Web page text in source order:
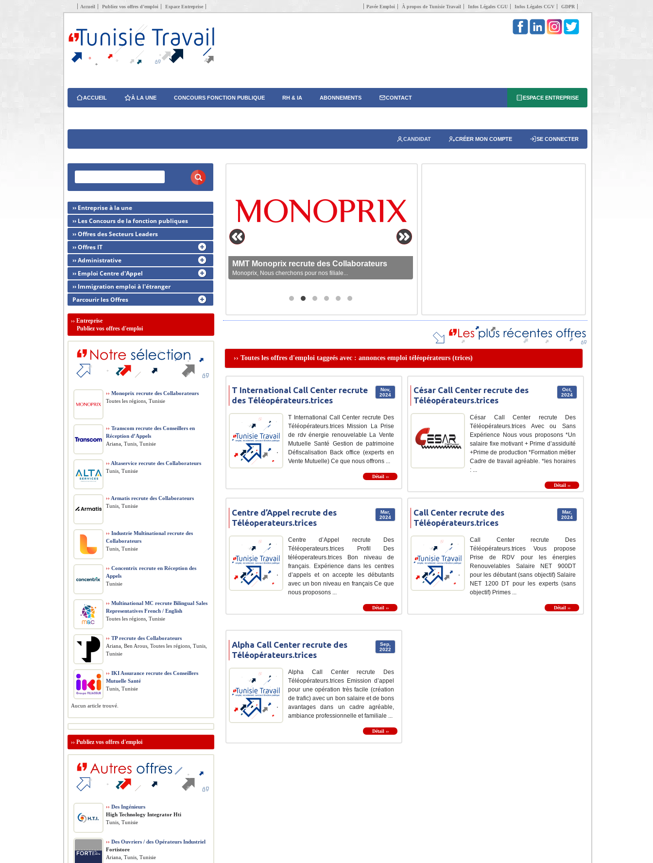
Accueil Publiez vos offres d’emploi Espace Entreprise Pavée Emploi À propos de Tunisie Travail Infos Légales CGU Infos Légales CGV GDPR
ACCUEIL À LA UNE CONCOURS FONCTION PUBLIQUE RH & IA ABONNEMENTS CONTACT ESPACE ENTREPRISE
CANDIDAT CRÉER MON COMPTE SE CONNECTER
MMT Monoprix recrute des Collaborateurs
Monoprix, Nous cherchons pour nos filiale...
›› Toutes les offres d'emploi taggeés avec : annonces emploi téléopérateurs (trices)
Nov,
2024
T International Call Center recrute
des Téléopérateurs.trices
T International Call Center recrute Des
Téléopérateurs.trices Mission La Prise
de rdv énergie renouvelable La Vente
Mutuelle Santé Gestion de patrimoine
Défiscalisation Back office (experts en
Vente Mutuelle) Ce que nous offrons ...
Détail ››
Oct,
2024
César Call Center recrute des
Téléopérateurs.trices
César Call Center recrute Des
Téléopérateurs.trices Avec ou Sans
Expérience Nous vous proposons *Un
salaire fixe motivant + Prime d’assiduité
+Prime de production *Formation métier
Cadre de travail agréable. *les horaires
: ...
Détail ››
Mar,
2024
Centre d’Appel recrute des
Téléoperateurs.trices
Centre d’Appel recrute Des
Téléoperateurs.trices Profil Des
téléoperateurs.trices Bon niveau de
français. Expérience dans les centres
d’appels et on accepte les débutants
avec un bon niveau en français Ce que
nous proposons ...
Détail ››
Mar,
2024
Call Center recrute des
Téléopérateurs.trices
Call Center recrute Des
Téléopérateurs.trices Vous propose
Prise de RDV pour les énergies
Renouvelables Salaire NET 900DT
pour les débutant (sans objectif) Salaire
NET 1200 DT pour les experts (sans
objectif) Primes ...
Détail ››
Sep,
2022
Alpha Call Center recrute des
Téléopérateurs.trices
Alpha Call Center recrute Des
Téléopérateurs.trices Emission d’appel
pour une opération très facile (création
de trafic) avec un bon salaire et de bons
avantages dans un cadre agréable,
ambiance professionnelle et familiale ...
Détail ››
›› Entreprise à la une
›› Les Concours de la fonction publiques
›› Offres des Secteurs Leaders
›› Offres IT
›› Administrative
›› Emploi Centre d'Appel
›› Immigration emploi à l'étranger
Parcourir les Offres
›› Entreprise
Publiez vos offres d'emploi
›› Monoprix recrute des Collaborateurs
Toutes les régions, Tunisie
›› Transcom recrute des Conseillers en
Réception d’Appels
Ariana, Tunis, Tunisie
›› Altaservice recrute des Collaborateurs
Tunis, Tunisie
›› Armatis recrute des Collaborateurs
Tunis, Tunisie
›› Industrie Multinational recrute des
Collaborateurs
Tunis, Tunisie
›› Concentrix recrute en Réception des
Appels
Tunisie
›› Multinational MC recrute Bilingual Sales
Representatives French / English
Toutes les régions, Tunisie
›› TP recrute des Collaborateurs
Ariana, Ben Arous, Toutes les régions, Tunis,
Tunisie
›› IKI Assurance recrute des Conseillers
Mutuelle Santé
Tunis, Tunisie
Aucun article trouvé.
›› Publiez vos offres d'emploi
›› Des Ingénieurs
High Technology Integrator Hti
Tunis, Tunisie
›› Des Ouvriers / des Opérateurs Industriel
Fortistore
Ariana, Tunis, Tunisie